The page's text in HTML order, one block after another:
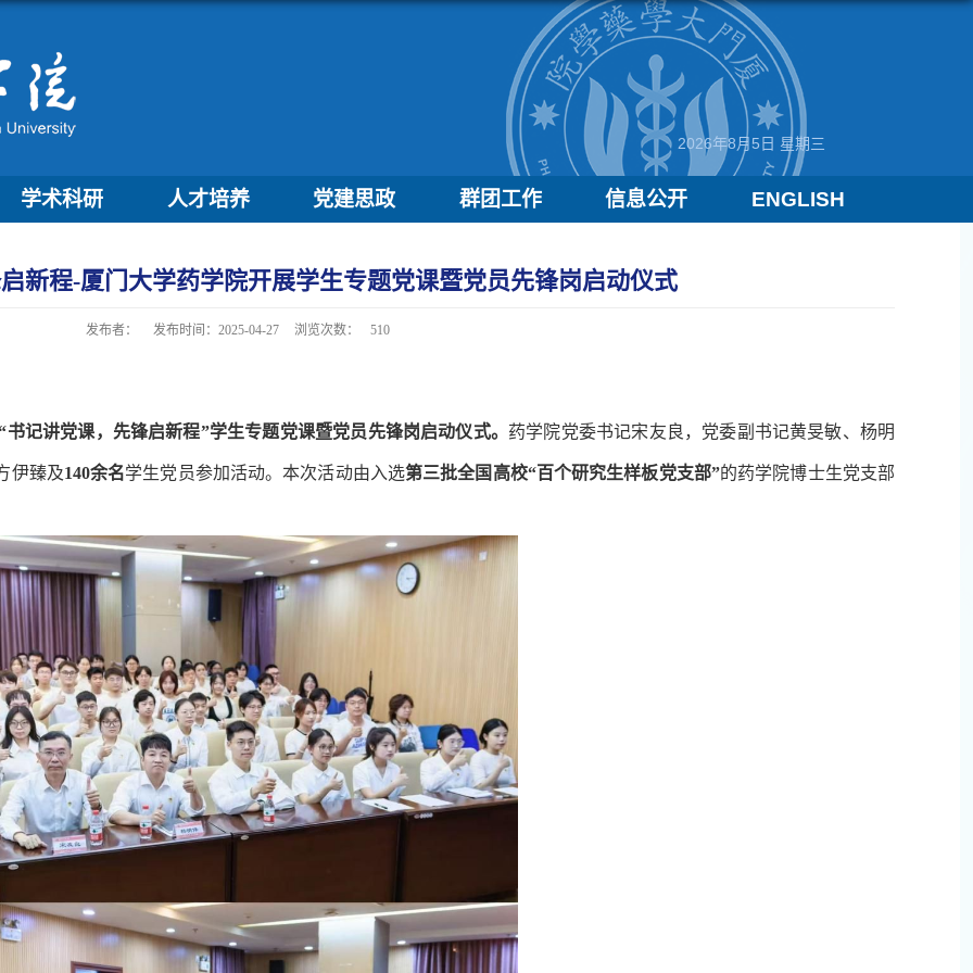
2026年8月5日 星期三
学术科研 人才培养 党建思政 群团工作 信息公开 ENGLISH
新程-厦门大学药学院开展学生专题党课暨党员先锋岗启动仪式
发布者： 发布时间：2025-04-27 浏览次数： 510
书记讲党课，先锋启新程”学生专题党课暨党员先锋岗启动仪式。 药学院党委书记宋友良，党委副书记黄旻敏、杨明
伊臻及140余名学生党员参加活动。本次活动由入选第三批全国高校“百个研究生样板党支部”的药学院博士生党支部